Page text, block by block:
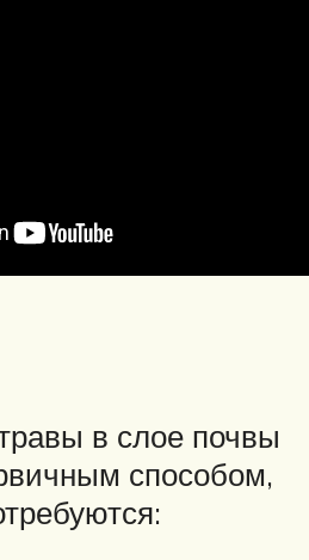
в слое почвы
способом,